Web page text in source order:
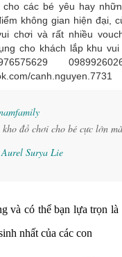
các bé yêu hay
không gian hiện đại,
chơi và rất nhiều
cho khách lắp khu
canh.nguyen.7731
đồ chơi cho bé cực lớn
Surya Lie
và có thể bạn lựa trọn
nhất của các con